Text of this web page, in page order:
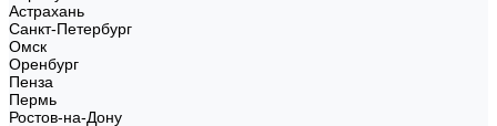
Астрахань
Санкт-Петербург
Омск
Оренбург
Пенза
Пермь
Ростов-на-Дону